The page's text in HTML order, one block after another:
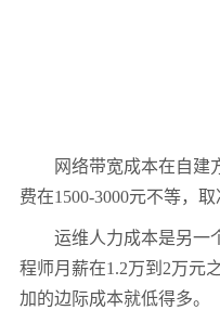
网络带宽成本在自建
费在1500-3000元不等，
运维人力成本是另一
程师月薪在1.2万到 2万元
加的边际成本就低得多。